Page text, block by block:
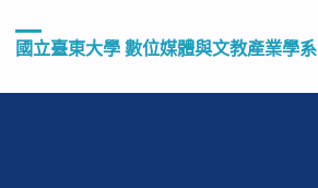
國立臺東大學 數位媒體與文教產業學系